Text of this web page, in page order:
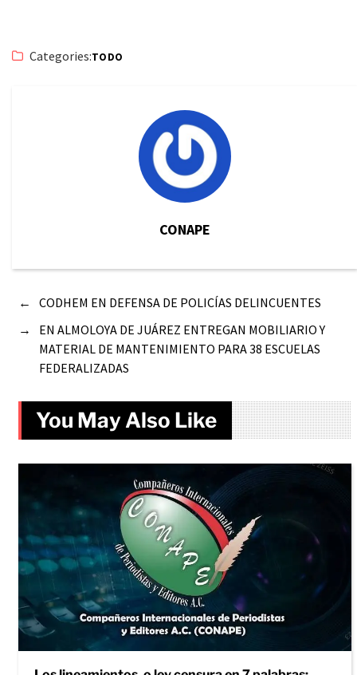
Categories:TODO
CONAPE
←
CODHEM EN DEFENSA DE POLICÍAS DELINCUENTES
→
EN ALMOLOYA DE JUÁREZ ENTREGAN MOBILIARIO Y
MATERIAL DE MANTENIMIENTO PARA 38 ESCUELAS
FEDERALIZADAS
You May Also Like